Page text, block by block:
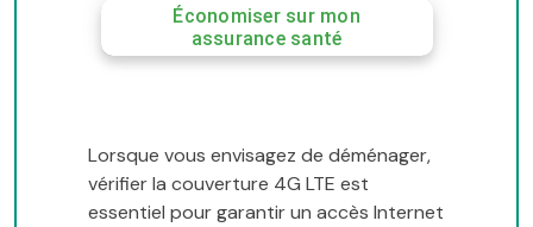
Économiser sur mon
assurance santé
Lorsque vous envisagez de déménager,
vérifier la couverture 4G LTE est
essentiel pour garantir un accès Internet